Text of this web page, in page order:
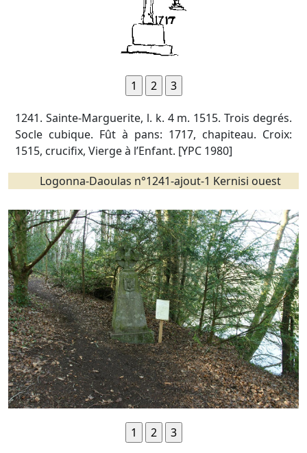
1241. Sainte-Marguerite, l. k. 4 m. 1515. Trois degrés.
Socle cubique. Fût à pans: 1717, chapiteau. Croix:
1515, crucifix, Vierge à l’Enfant. [YPC 1980]
Logonna-Daoulas n°1241-ajout-1 Kernisi ouest